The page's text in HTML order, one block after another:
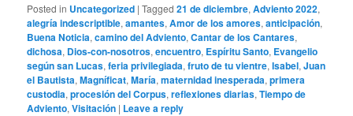
Posted in Uncategorized |Tagged 21 de diciembre,Adviento 2022,
alegría indescriptible,amantes,Amor de los amores,anticipación,
Buena Noticia,camino del Adviento,Cantar de los Cantares,
dichosa, Dios-con-nosotros,encuentro, Espíritu Santo, Evangelio
según san Lucas,feria privilegiada,fruto de tu vientre,Isabel,Juan
el Bautista,Magníficat,María,maternidad inesperada,primera
custodia,procesión del Corpus,reflexiones diarias,Tiempo de
Adviento,Visitación | Leave a reply